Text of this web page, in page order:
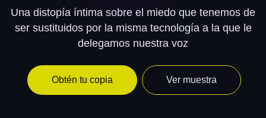
Una distopía íntima sobre el miedo que tenemos de
ser sustituidos por la misma tecnología a la que le
delegamos nuestra voz
Obtén tu copia Ver muestra